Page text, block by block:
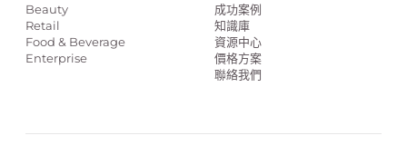
Beauty
Retail
Food & Beverage
Enterprise
成功案例
知識庫
資源中心
價格方案
聯絡我們